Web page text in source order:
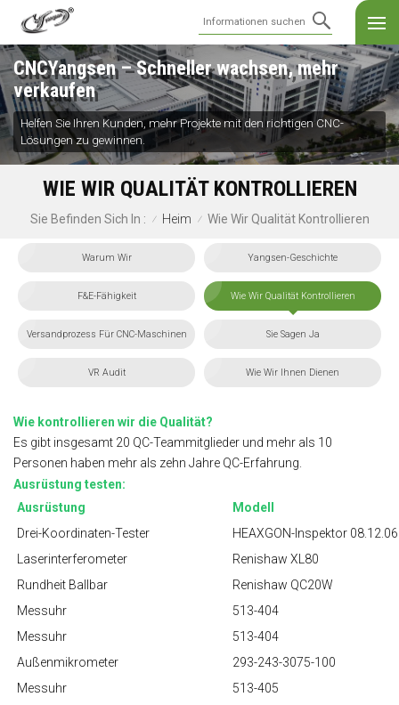
CNCYangsen – Schneller wachsen, mehr
verkaufen
Helfen Sie Ihren Kunden, mehr Projekte mit den richtigen CNC-
Lösungen zu gewinnen.
WIE WIR QUALITÄT KONTROLLIEREN
Sie Befinden Sich In : / Heim / Wie Wir Qualität Kontrollieren
Warum Wir Yangsen-Geschichte
F&E-Fähigkeit Wie Wir Qualität Kontrollieren
Versandprozess Für CNC-Maschinen Sie Sagen Ja
VR Audit Wie Wir Ihnen Dienen
Wie kontrollieren wir die Qualität?
Es gibt insgesamt 20 QC-Teammitglieder und mehr als 10
Personen haben mehr als zehn Jahre QC-Erfahrung.
Ausrüstung testen:
Ausrüstung
Modell
Drei-Koordinaten-Tester
HEAXGON-Inspektor 08.12.06
Laserinterferometer
Renishaw XL80
Rundheit Ballbar
Renishaw QC20W
Messuhr
513-404
Messuhr
513-404
Außenmikrometer
293-243-3075-100
Messuhr
513-405